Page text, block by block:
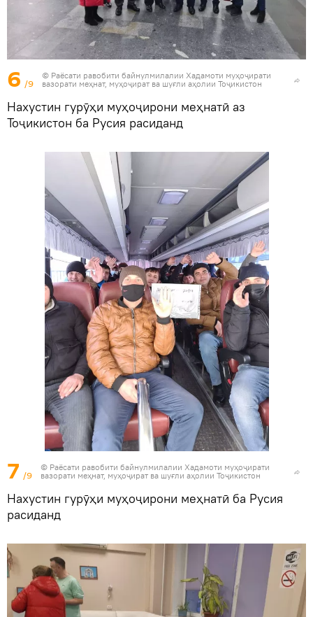
6 /9
© Раёсати равобити байнулмилалии Хадамоти муҳоҷирати
вазорати меҳнат, муҳоҷират ва шуғли аҳолии Тоҷикистон
Нахустин гурӯҳи муҳоҷирони меҳнатӣ аз
Тоҷикистон ба Русия расиданд
7 /9
© Раёсати равобити байнулмилалии Хадамоти муҳоҷирати
вазорати меҳнат, муҳоҷират ва шуғли аҳолии Тоҷикистон
Нахустин гурӯҳи муҳоҷирони меҳнатӣ ба Русия
расиданд